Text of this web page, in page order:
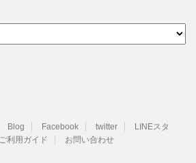
Blog Facebook twitter
LINEスタ
ご利用ガイド お問い合わせ